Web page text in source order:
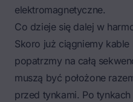
elektromagnetyczne.
Co dzieje się dalej w
Skoro już ciągniemy
popatrzmy na całą
muszą być położone
przed tynkami. Po